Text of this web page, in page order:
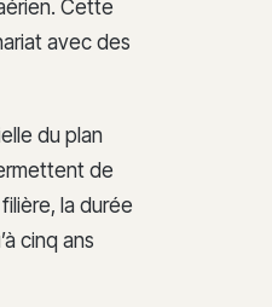
Cette
avec des
du plan
de
la durée
cinq ans